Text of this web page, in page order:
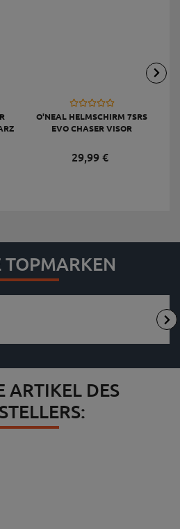
O'NEAL HELMSCHIRM 7SRS
EVO CHASER VISOR
29,99€
TOPMARKEN
ARTIKEL DES